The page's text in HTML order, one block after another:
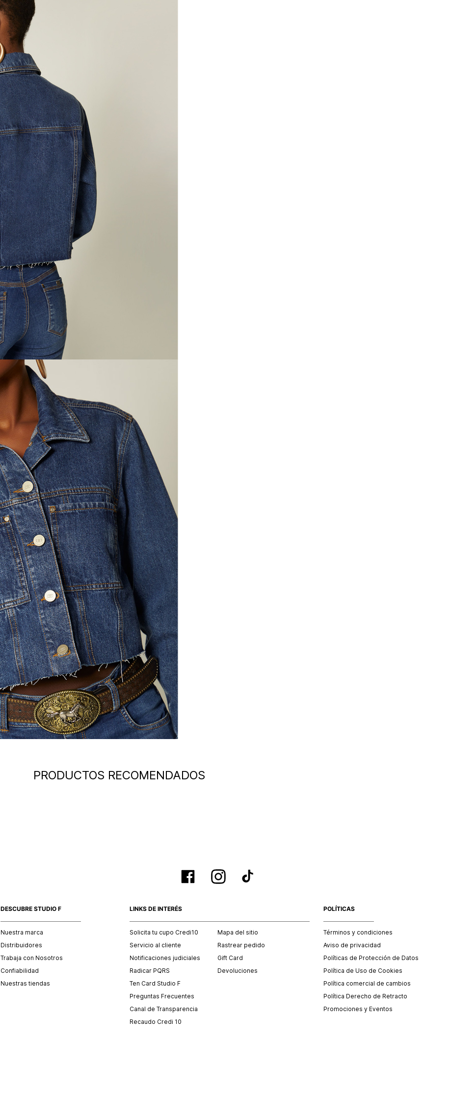
PRODUCTOS RECOMENDADOS
DESCUBRE STUDIO F
Nuestra marca
Distribuidores
Trabaja con Nosotros
Confiabilidad
Nuestras tiendas
LINKS DE INTERÉS
Solicita tu cupo Credi10
Servicio al cliente
Notificaciones judiciales
Radicar PQRS
Ten Card Studio F
Preguntas Frecuentes
Canal de Transparencia
Recaudo Credi 10
Mapa del sitio
Rastrear pedido
Gift Card
Devoluciones
POLÍTICAS
Términos y condiciones
Aviso de privacidad
Políticas de Protección de Datos
Política de Uso de Cookies
Política comercial de cambios
Política Derecho de Retracto
Promociones y Eventos